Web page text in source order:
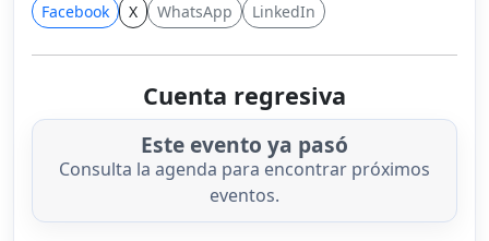
Facebook X WhatsApp LinkedIn
Cuenta regresiva
Este evento ya pasó
Consulta la agenda para encontrar próximos
eventos.